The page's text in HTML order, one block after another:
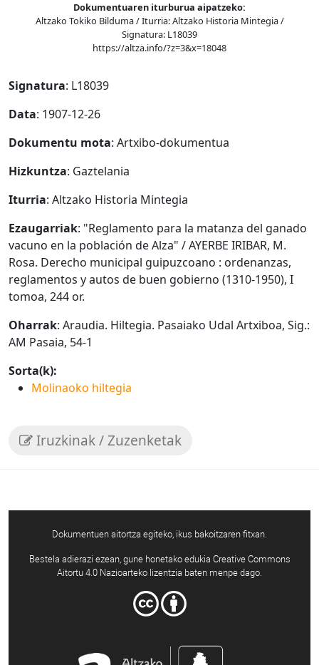
Dokumentuaren iturburua aipatzeko:
Altzako Tokiko Bilduma / Iturria: Altzako Historia Mintegia /
Signatura: L18039
https://altza.info/?z=3&x=18048
Signatura: L18039
Data: 1907-12-26
Dokumentu mota: Artxibo-dokumentua
Hizkuntza: Gaztelania
Iturria: Altzako Historia Mintegia
Ezaugarriak: "Reglamento para la matanza del ganado
vacuno en la población de Alza" / AYERBE IRIBAR, M.
Rosa. Derecho municipal guipuzcoano : ordenanzas,
reglamentos y autos de buen gobierno (1310-1950), I
tomoa, 244 or.
Oharrak: Araudia. Hiltegia. Pasaiako Udal Artxiboa, Sig.:
AM Pasaia, 54-1
Sorta(k):
Molinaoko hiltegia
Iruzkinak / Zuzenketak
Dokumentuen aitortza egiteko, ikus bakoitzaren fitxan.
Bestela adierazi ezean, gune honetako edukia Creative Commons
Aitortu 4.0 Nazioarteko lizentzia baten menpe dago.